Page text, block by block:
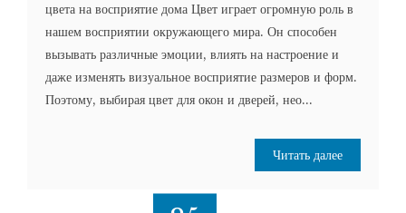
цвета на восприятие дома Цвет играет огромную роль в
нашем восприятии окружающего мира. Он способен
вызывать различные эмоции, влиять на настроение и
даже изменять визуальное восприятие размеров и форм.
Поэтому, выбирая цвет для окон и дверей, нео...
Читать далее